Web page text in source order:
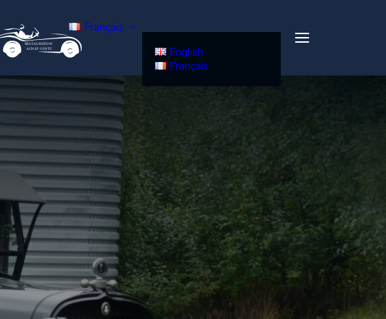
RESTAURATION
ACHAT-VENTE
Français
English
Français